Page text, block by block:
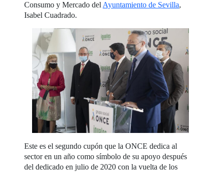
Consumo y Mercado del Ayuntamiento de Sevilla,
Isabel Cuadrado.
Este es el segundo cupón que la ONCE dedica al
sector en un año como símbolo de su apoyo después
del dedicado en julio de 2020 con la vuelta de los